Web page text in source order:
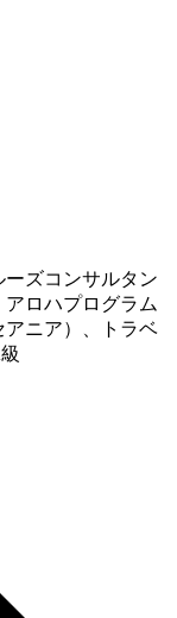
ーズコンサルタン
アロハプログラム
アニア）、トラベ